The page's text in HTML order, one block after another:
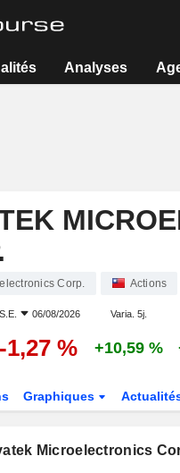
Analyses
Corp. Actions
06/08/2026 Varia. 5j.
-1,27 % +10,59 %
Graphiques
Microelectronics